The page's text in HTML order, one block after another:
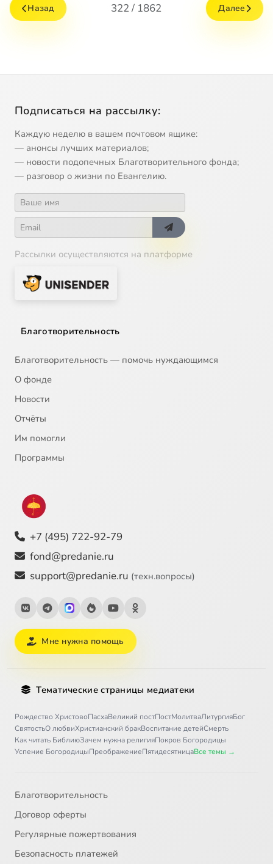
Назад 322 / 1862 Далее
Подписаться на рассылку:
Каждую неделю в вашем почтовом ящике:
— анонсы лучших материалов;
— новости подопечных Благотворительного фонда;
— разговор о жизни по Евангелию.
Рассылки осуществляются на платформе
Благотворительность
Благотворительность — помочь нуждающимся
О фонде
Новости
Отчёты
Им помогли
Программы
+7 (495) 722-92-79
fond@predanie.ru
support@predanie.ru (техн.вопросы)
Мне нужна помощь
Тематические страницы медиатеки
Рождество ХристовоПасхаВеликий постПостМолитваЛитургияБог
СвятостьО любвиХристианский бракВоспитание детейСмерть
Как читать БиблиюЗачем нужна религияПокров Богородицы
Успение БогородицыПреображениеПятидесятницаВсе темы →
Благотворительность
Договор оферты
Регулярные пожертвования
Безопасность платежей